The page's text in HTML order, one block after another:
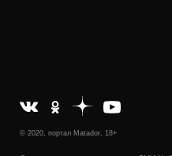
© 2020, портал Matador, 18+